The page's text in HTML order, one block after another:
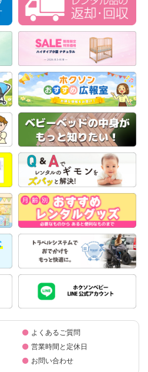
よくあるご質問
営業時間と定休日
お問い合わせ